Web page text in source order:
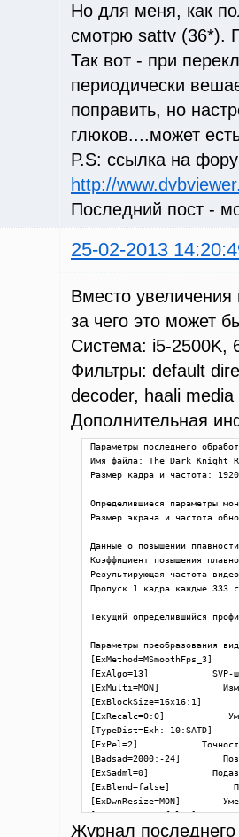
Но для меня, как
смотрю sattv (36*).
Так вот - при
периодически
поправить, но
глюков....может
P.S: ссылка на
http://
Последний пост -
25-02-2013
Вместо увеличения
за чего это может
Система: i5-2500K,
Фильтры: default
decoder, haali media
Дополнительная
Параметры последнего
Имя файла: The Dark Knight
Размер кадра и частота:
Определившиеся параметры
Размер экрана и частота
Данные о повышении
Коэффициент повышения
Результирующая частота
Пропуск 1 кадра каждые 333
Текущий определившийся
Параметры преобразования
[ExMethod=MSmoothFps_3]
[ExAlgo=13]            SVP-
[ExMulti=MON]
[ExBlockSize=16x16:1]
[ExRecalc=0:0]
[TypeDist=Exh:-10:SATD]
[ExPel=2]            Точность
[Badsad=2000:-24]
[ExSadml=0]
[ExBlend=false]
[ExDwnResize=MON]
[ExConvertFps=false]
Журнал последнего